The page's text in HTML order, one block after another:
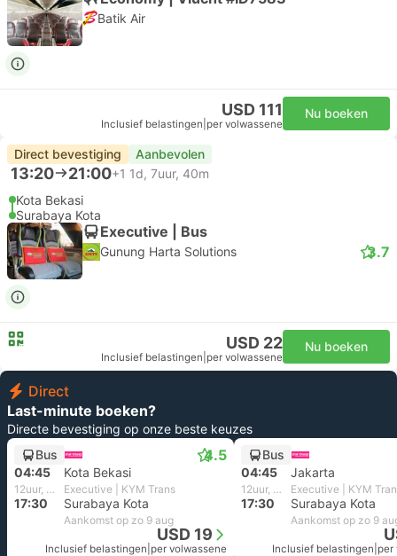
Batik Air
USD 111
Inclusief belastingen per volwassene
Nu boeken
Direct bevestiging Aanbevolen
13:20 21:00+1 1d, 7uur, 40m
Kota Bekasi
Surabaya Kota
Executive | Bus
Gunung Harta Solutions 3.7
USD 22
Inclusief belastingen per volwassene
Nu boeken
Direct
Last-minute boeken?
Directe bevestiging op onze beste keuzes
Bus
4.5
04:45 Kota Bekasi
12uur, 45m Executive | KYM Trans
17:30 Surabaya Kota
Aankomst op zo 9 aug
USD 19
Inclusief belastingen per volwassene
Bus
04:45
Jakarta
12uur, 45m Executive | KYM
17:30 Surabaya Kota
Aankomst op zo 9
Inclusief belastingen per